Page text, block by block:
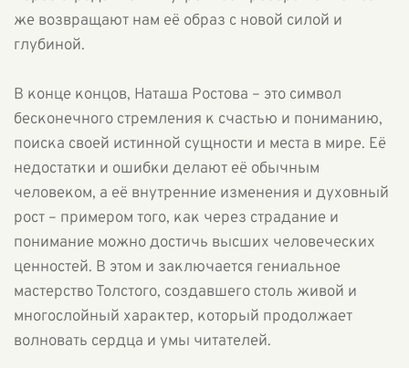
же возвращают нам её образ с новой силой и
глубиной.
В конце концов, Наташа Ростова – это символ
бесконечного стремления к счастью и пониманию,
поиска своей истинной сущности и места в мире. Её
недостатки и ошибки делают её обычным
человеком, а её внутренние изменения и духовный
рост – примером того, как через страдание и
понимание можно достичь высших человеческих
ценностей. В этом и заключается гениальное
мастерство Толстого, создавшего столь живой и
многослойный характер, который продолжает
волновать сердца и умы читателей.